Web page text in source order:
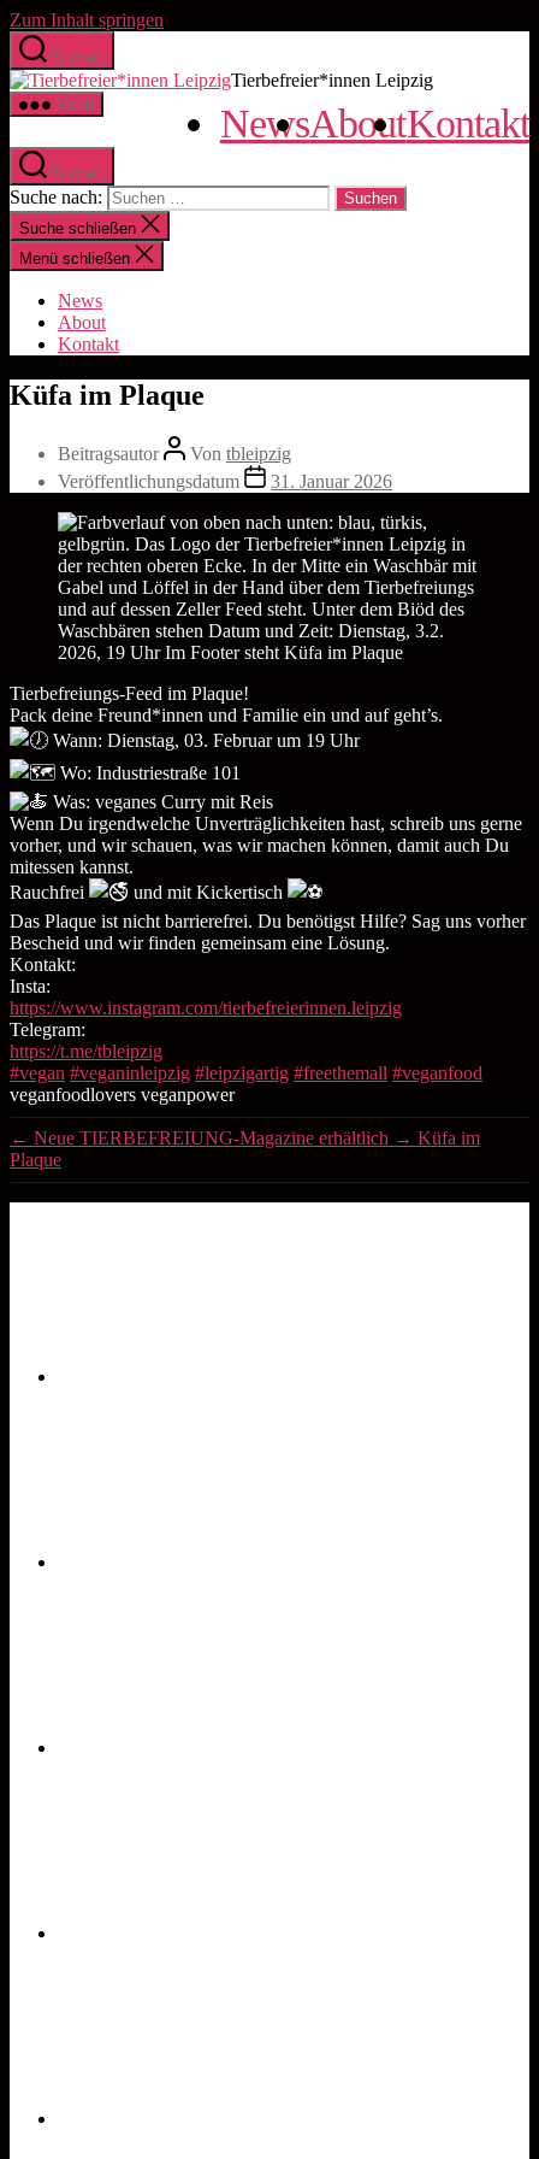
Zum Inhalt springen
Suchen
Tierbefreier*innen Leipzig
Menü NewsAboutKontakt
Suchen
Suche nach:
Suche schließen
Menü schließen
News
About
Kontakt
Küfa im Plaque
Beitragsautor Von tbleipzig
Veröffentlichungsdatum
31. Januar 2026
Tierbefreiungs-Feed im Plaque!
Pack deine Freund*innen und Familie ein und auf geht’s.
Wann: Dienstag, 03. Februar um 19 Uhr
Wo: Industriestraße 101
Was: veganes Curry mit Reis
Wenn Du irgendwelche Unverträglichkeiten hast, schreib uns gerne
vorher, und wir schauen, was wir machen können, damit auch Du
mitessen kannst.
Rauchfrei
und mit Kickertisch
Das Plaque ist nicht barrierefrei. Du benötigst Hilfe? Sag uns vorher
Bescheid und wir finden gemeinsam eine Lösung.
Kontakt:
Insta:
https://www.instagram.com/tierbefreierinnen.leipzig
Telegram:
https://t.me/tbleipzig
#vegan #veganinleipzig #leipzigartig #freethemall #veganfood
veganfoodlovers veganpower
← Neue TIERBEFREIUNG-Magazine erhältlich → Küfa im
Plaque